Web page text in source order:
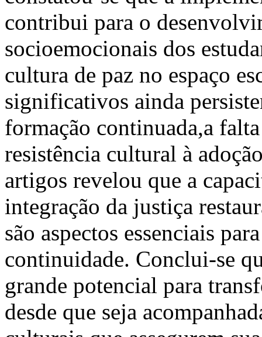
contribui para o
socioemocionais dos
cultura de paz no espaço
significativos ainda
formação continuada,a
resistência cultural à
artigos revelou que a
integração da justiça
são aspectos essenciais
continuidade. Conclui-se
grande potencial para
desde que seja